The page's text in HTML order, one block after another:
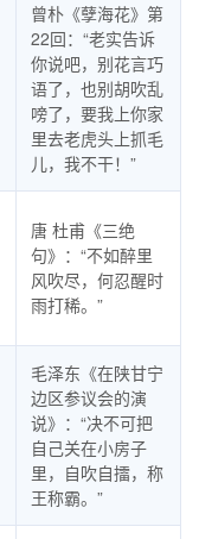
曾朴《孽海花》第
22回：“老实告诉
你说吧，别花言巧
语了，也别胡吹乱
嗙了，要我上你家
里去老虎头上抓毛
儿，我不干！”
唐 杜甫《三绝
句》：“不如醉里
风吹尽，何忍醒时
雨打稀。”
毛泽东《在陕甘宁
边区参议会的演
说》：“决不可把
自己关在小房子
里，自吹自擂，称
王称霸。”